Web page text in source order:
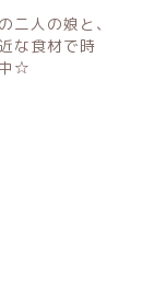
二人の娘と、
な食材で時
☆